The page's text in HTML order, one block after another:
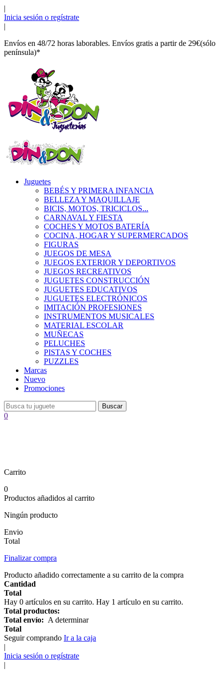
|
Inicia sesión o regístrate
|
Envíos en 48/72 horas laborables. Envíos gratis a partir de 29€(sólo
península)*
Juguetes
BEBÉS Y PRIMERA INFANCIA
BELLEZA Y MAQUILLAJE
BICIS, MOTOS, TRICICLOS...
CARNAVAL Y FIESTA
COCHES Y MOTOS BATERÍA
COCINA, HOGAR Y SUPERMERCADOS
FIGURAS
JUEGOS DE MESA
JUEGOS EXTERIOR Y DEPORTIVOS
JUEGOS RECREATIVOS
JUGUETES CONSTRUCCIÓN
JUGUETES EDUCATIVOS
JUGUETES ELECTRÓNICOS
IMITACIÓN PROFESIONES
INSTRUMENTOS MUSICALES
MATERIAL ESCOLAR
MUÑECAS
PELUCHES
PISTAS Y COCHES
PUZZLES
Marcas
Nuevo
Promociones
Buscar
0
Carrito
0
Productos añadidos al carrito
Ningún producto
Envio
Total
Finalizar compra
Producto añadido correctamente a su carrito de la compra
Cantidad
Total
Hay 0 artículos en su carrito. Hay 1 artículo en su carrito.
Total productos:
Total envío: A determinar
Total
Seguir comprando Ir a la caja
|
Inicia sesión o regístrate
|